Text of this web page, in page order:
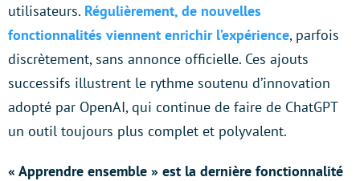
utilisateurs. Régulièrement, de nouvelles
fonctionnalités viennent enrichir l’expérience, parfois
discrètement, sans annonce officielle. Ces ajouts
successifs illustrent le rythme soutenu d’innovation
adopté par OpenAI, qui continue de faire de ChatGPT
un outil toujours plus complet et polyvalent.
« Apprendre ensemble » est la dernière fonctionnalité